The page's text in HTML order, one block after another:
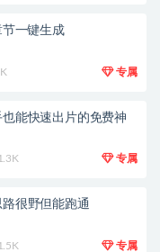
一键生成
专属
能快速出片的免费神
专属
很野但能跑通
专属